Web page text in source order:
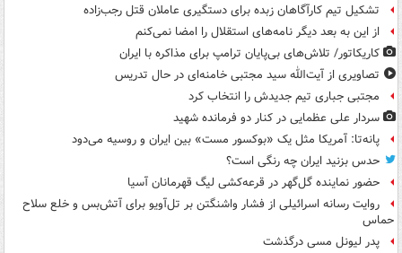
تشکیل تیم کارآگاهان زبده برای دستگیری عاملان قتل رجب‌زاده
از این به بعد دیگر نامه‌های استقلال را امضا نمی‌کنم
کاریکاتور/ تلاش‌های بی‌پایان ترامپ برای مذاکره با ایران
تصاویری از آیت‌الله سید مجتبی خامنه‌ای در حال تدریس
مجتبی جباری تیم جدیدش را انتخاب کرد
سردار علی عظمایی در کنار دو فرمانده شهید
پانه‌تا: آمریکا مثل یک «بوکسور مست» بین ایران و روسیه می‌دود
حدس بزنید ایران چه رنگی است؟
حضور نماینده گل‌گهر در قرعه‌کشی لیگ قهرمانان آسیا
روایت رسانه اسرائیلی از فشار واشنگتن بر تل‌آویو برای آتش‌بس و خلع سلاح
حماس
پدر لیونل مسی درگذشت